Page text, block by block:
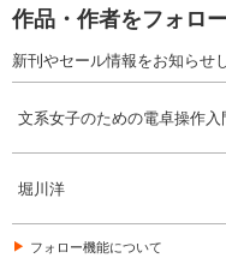
作品・作者をフォロ
新刊やセール情報をお知らせ
文系女子のための電卓操作入
堀川洋
フォロー機能について